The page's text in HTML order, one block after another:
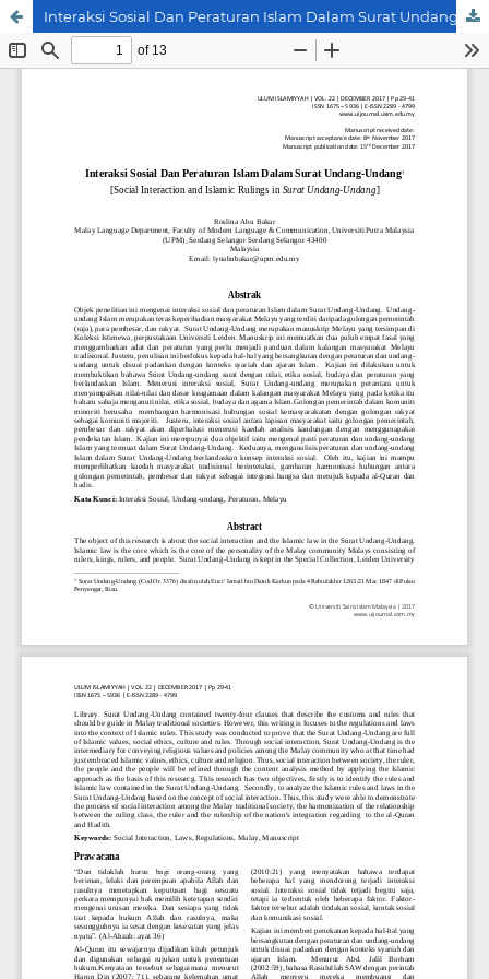
Interaksi Sosial Dan Peraturan Islam Dalam Surat Undang-Undang